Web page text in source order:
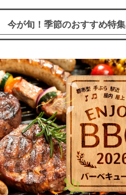
今が旬！季節のおすすめ特集